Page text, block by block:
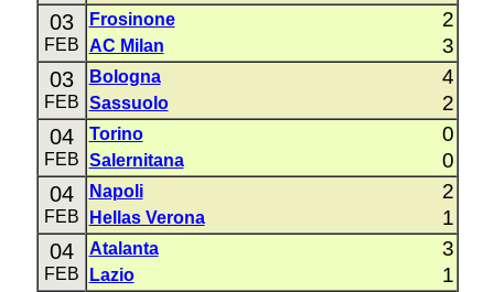
03
FEB
Frosinone 2
AC Milan 3
03
FEB
Bologna 4
Sassuolo 2
04
FEB
Torino 0
Salernitana 0
04
FEB
Napoli 2
Hellas Verona 1
04
FEB
Atalanta 3
Lazio 1